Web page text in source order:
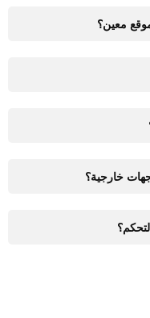
معين؟
خارجية؟